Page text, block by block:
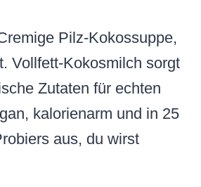
Pilz-Kokossuppe,
Vollfett-Kokosmilch sorgt
Zutaten für echten
kalorienarm und in 25
aus, du wirst